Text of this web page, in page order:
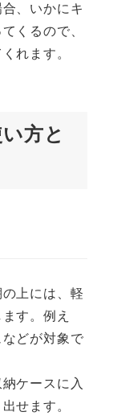
、いかにキ
くるので、
れます。
方と
上には、軽
す。例え
どが対象で
ケースに入
せます。